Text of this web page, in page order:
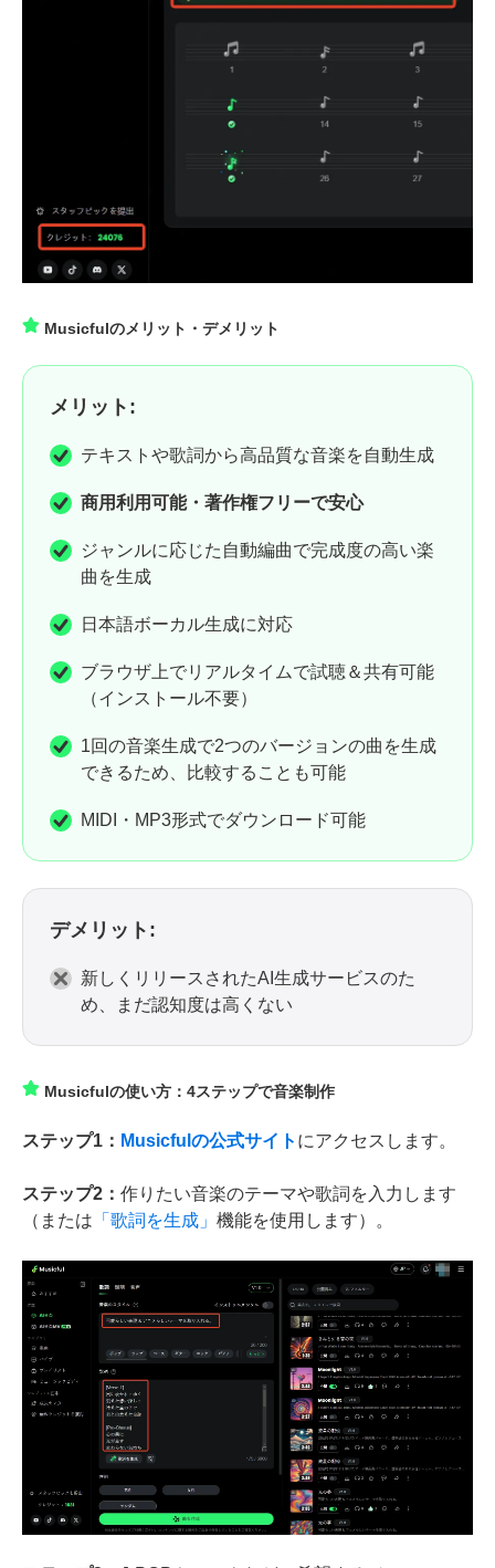
Musicfulのメリット・デメリット
メリット:
テキストや歌詞から高品質な音楽を自動生成
商用利用可能・著作権フリーで安心
ジャンルに応じた自動編曲で完成度の高い楽
曲を生成
日本語ボーカル生成に対応
ブラウザ上でリアルタイムで試聴＆共有可能
（インストール不要）
1回の音楽生成で2つのバージョンの曲を生成
できるため、比較することも可能
MIDI・MP3形式でダウンロード可能
デメリット:
新しくリリースされたAI生成サービスのた
め、まだ認知度は高くない
Musicfulの使い方：4ステップで音楽制作
ステップ1： Musicfulの公式サイト にアクセスします。
ステップ2： 作りたい音楽のテーマや歌詞を入力します
（または 「歌詞を生成」 機能を使用します）。